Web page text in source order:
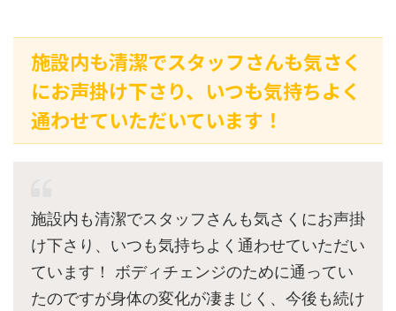
施設内も清潔でスタッフさんも気さく
にお声掛け下さり、いつも気持ちよく
通わせていただいています！
施設内も清潔でスタッフさんも気さくにお声掛
け下さり、いつも気持ちよく通わせていただい
ています！ ボディチェンジのために通ってい
たのですが身体の変化が凄まじく、今後も続け